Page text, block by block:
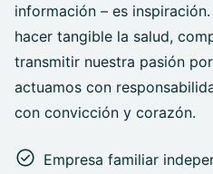
información – es
hacer tangible la salud,
transmitir nuestra pasión
actuamos con
con convicción y corazón.
Empresa familiar